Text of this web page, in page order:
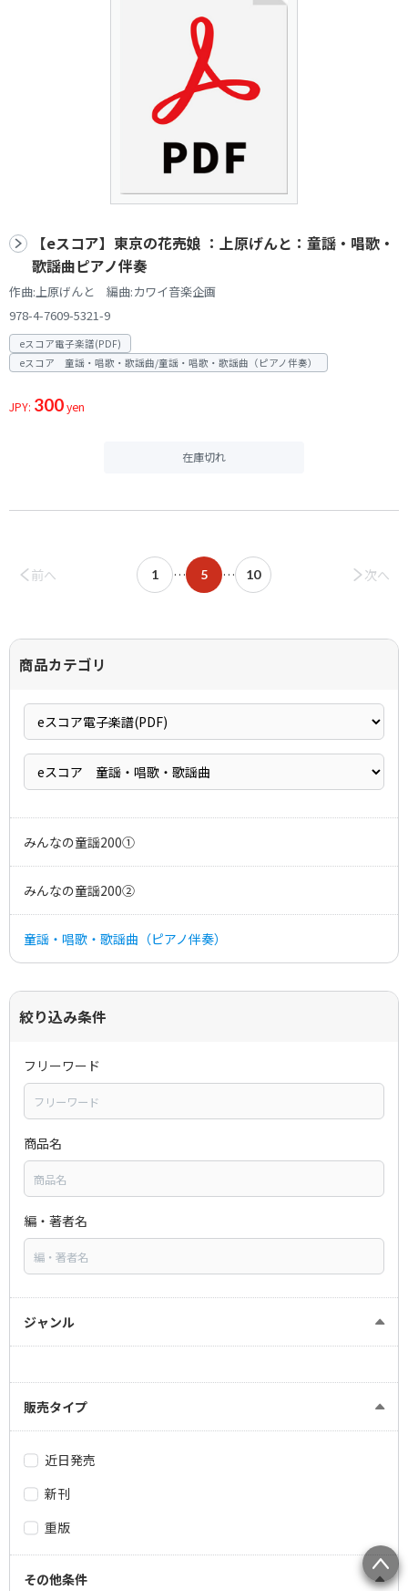
【eスコア】東京の花売娘 ：上原げんと：童謡・唱歌・
歌謡曲ピアノ伴奏
作曲:上原げんと 編曲:カワイ音楽企画
978-4-7609-5321-9
eスコア電子楽譜(PDF)
eスコア 童謡・唱歌・歌謡曲/童謡・唱歌・歌謡曲（ピアノ伴奏）
JPY: 300yen
在庫切れ
前へ 1 … 5 … 10 次へ
商品カテゴリ
みんなの童謡200①
みんなの童謡200②
童謡・唱歌・歌謡曲（ピアノ伴奏）
絞り込み条件
フリーワード
商品名
編・著者名
ジャンル
販売タイプ
近日発売
新刊
重版
その他条件